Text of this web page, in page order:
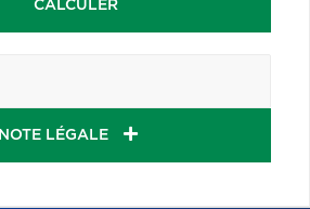
CALCULER
NOTE LÉGALE